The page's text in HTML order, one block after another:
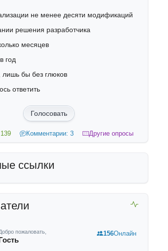
не менее десяти модификаций
решения разработчика
месяцев
год
лишь бы без глюков
ответить
Голосовать
Комментарии: 3 Другие опросы
ссылки
пожаловать, 156Онлайн